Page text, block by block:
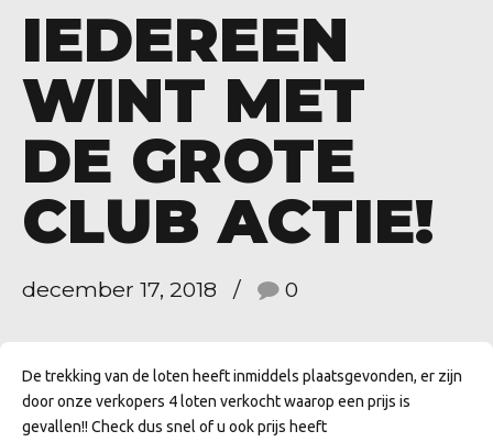
IEDEREEN
WINT MET
DE GROTE
CLUB ACTIE!
december 17, 2018 0
De trekking van de loten heeft inmiddels plaatsgevonden, er zijn
door onze verkopers 4 loten verkocht waarop een prijs is
gevallen!! Check dus snel of u ook prijs heeft